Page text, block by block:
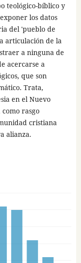
teológico-bíblico y
los datos
del 'pueblo de
articulación de la
a ninguna de
acercarse a
que son
Trata,
en el Nuevo
rasgo
cristiana
alianza.